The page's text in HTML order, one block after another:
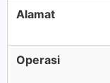
Alamat
Operasi